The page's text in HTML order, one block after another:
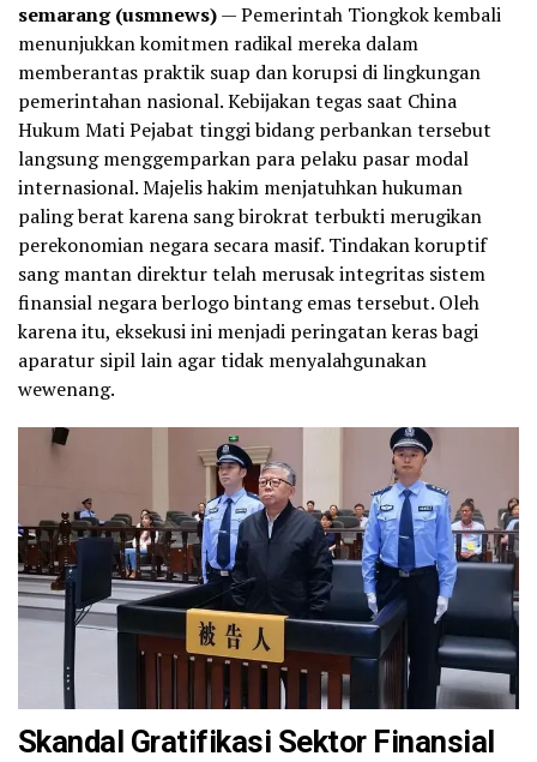
semarang (usmnews)— Pemerintah Tiongkok kembali
menunjukkan komitmen radikal mereka dalam
memberantas praktik suap dan korupsi di lingkungan
pemerintahan nasional. Kebijakan tegas saat China
Hukum Mati Pejabat tinggi bidang perbankan tersebut
langsung menggemparkan para pelaku pasar modal
internasional. Majelis hakim menjatuhkan hukuman
paling berat karena sang birokrat terbukti merugikan
perekonomian negara secara masif. Tindakan koruptif
sang mantan direktur telah merusak integritas sistem
finansial negara berlogo bintang emas tersebut. Oleh
karena itu, eksekusi ini menjadi peringatan keras bagi
aparatur sipil lain agar tidak menyalahgunakan
wewenang.
Skandal Gratifikasi Sektor Finansial